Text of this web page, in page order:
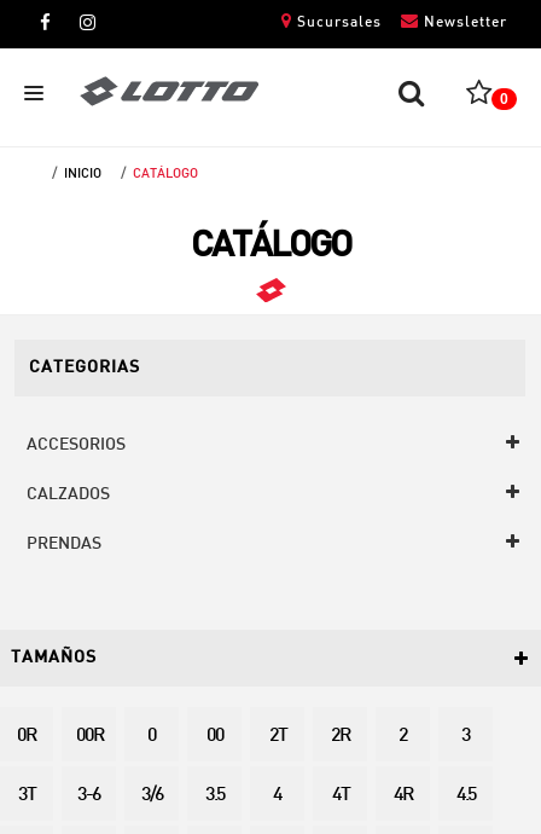
Newsletter
Sucursales
0
INICIO CATÁLOGO
CATÁLOGO
CATEGORIAS
ACCESORIOS
CALZADOS
PRENDAS
TAMAÑOS
0R 00R 0 00 2T 2R 2 3
3T 3-6 3/6 3.5 4 4T 4R 4.5